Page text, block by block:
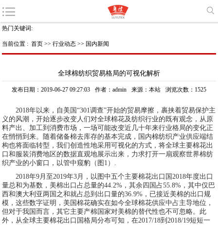
热门关键词:
当前位置 : 首页 >> 行业动态 >> 国内新闻
全球棉纺织贸易格局的可视化解析
发布日期：2019-06-27 09:27:03 作者：admin 来源：本站 浏览次数：1525
2018年以来，自美国“301调查”开始的贸易摩擦，裹挟着贸易保护主
义的风潮，开始逐步改变人们对全球棉花及纺织行业的既有观念，从原
料产出、加工到消费市场，一场可能改变近几十年来行业格局的变化正
在悄悄到来。随着储备棉去库存的基本完成，国内棉纺织产业供应端结
构也将面临转型，我们创造性地采用可视化的方式，将全球主要棉花出
口和服装消费地区的数据直观地展示出来，力求打开一扇观察世界棉纺
织产业的小窗口，以管中窥豹（图1）.
2018年9月至2019年3月，以图中五个主要棉花出口国2018年度出口
量总和为基数，美棉出口占总量的44.2%，其余四国占55.8%，其中仅巴
西和澳大利亚两国之和就占总到出口量的36.9%，已接近美棉的出口规
模，这些数字证明，美国棉花确实在如今全球棉花供应中占主导地位，
但对于我国而言，其它主要产棉国家对美棉的替代性也不可忽略。此
外，从全球主要棉花出口国格局分布可知，在2017/18到2018/19短短一